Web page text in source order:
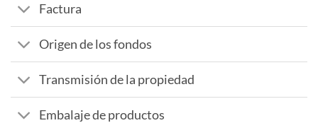
Factura
Origen de los fondos
Transmisión de la propiedad
Embalaje de productos